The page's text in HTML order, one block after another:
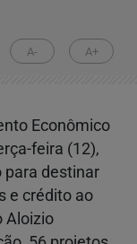
A- A+
Econômico
feira (12),
para destinar
e crédito ao
Aloizio